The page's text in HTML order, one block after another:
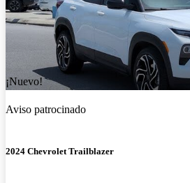
¡Nuevo!
Aviso patrocinado
2024 Chevrolet Trailblazer